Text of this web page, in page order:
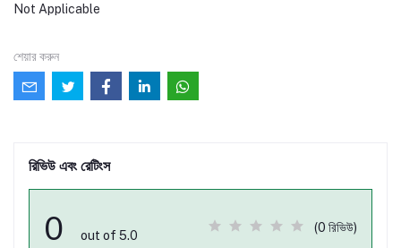
Not Applicable
শেয়ার করুন
রিভিউ এবং রেটিংস
0 out of 5.0
(0 রিভিউ)